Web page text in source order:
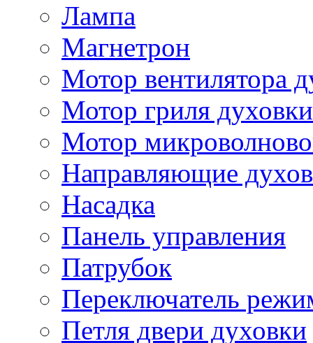
Лампа
Магнетрон
Мотор вентилятора
Мотор гриля духовки
Мотор
Направляющие
Насадка
Панель управления
Патрубок
Переключатель
Петля двери духовки